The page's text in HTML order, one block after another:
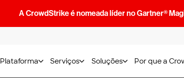
A CrowdStrike é nomeada líder no Gartner®
Plataforma Serviços Soluções Por que a